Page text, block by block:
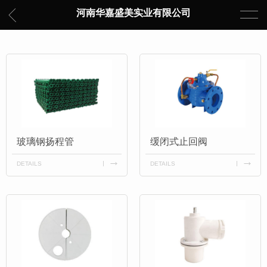
河南华嘉盛美实业有限公司
玻璃钢扬程管
DETAILS
缓闭式止回阀
DETAILS